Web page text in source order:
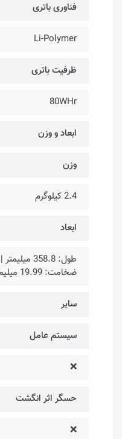
فناوری باتری
Li-Polymer
ظرفیت باتری
80WHr
ابعاد و وزن
وزن
2.4 کیلوگرم
ابعاد
ضخامت: 19.99 میلیمتر
سایر
سیستم عامل
❌
حسگر اثر انگشت
❌